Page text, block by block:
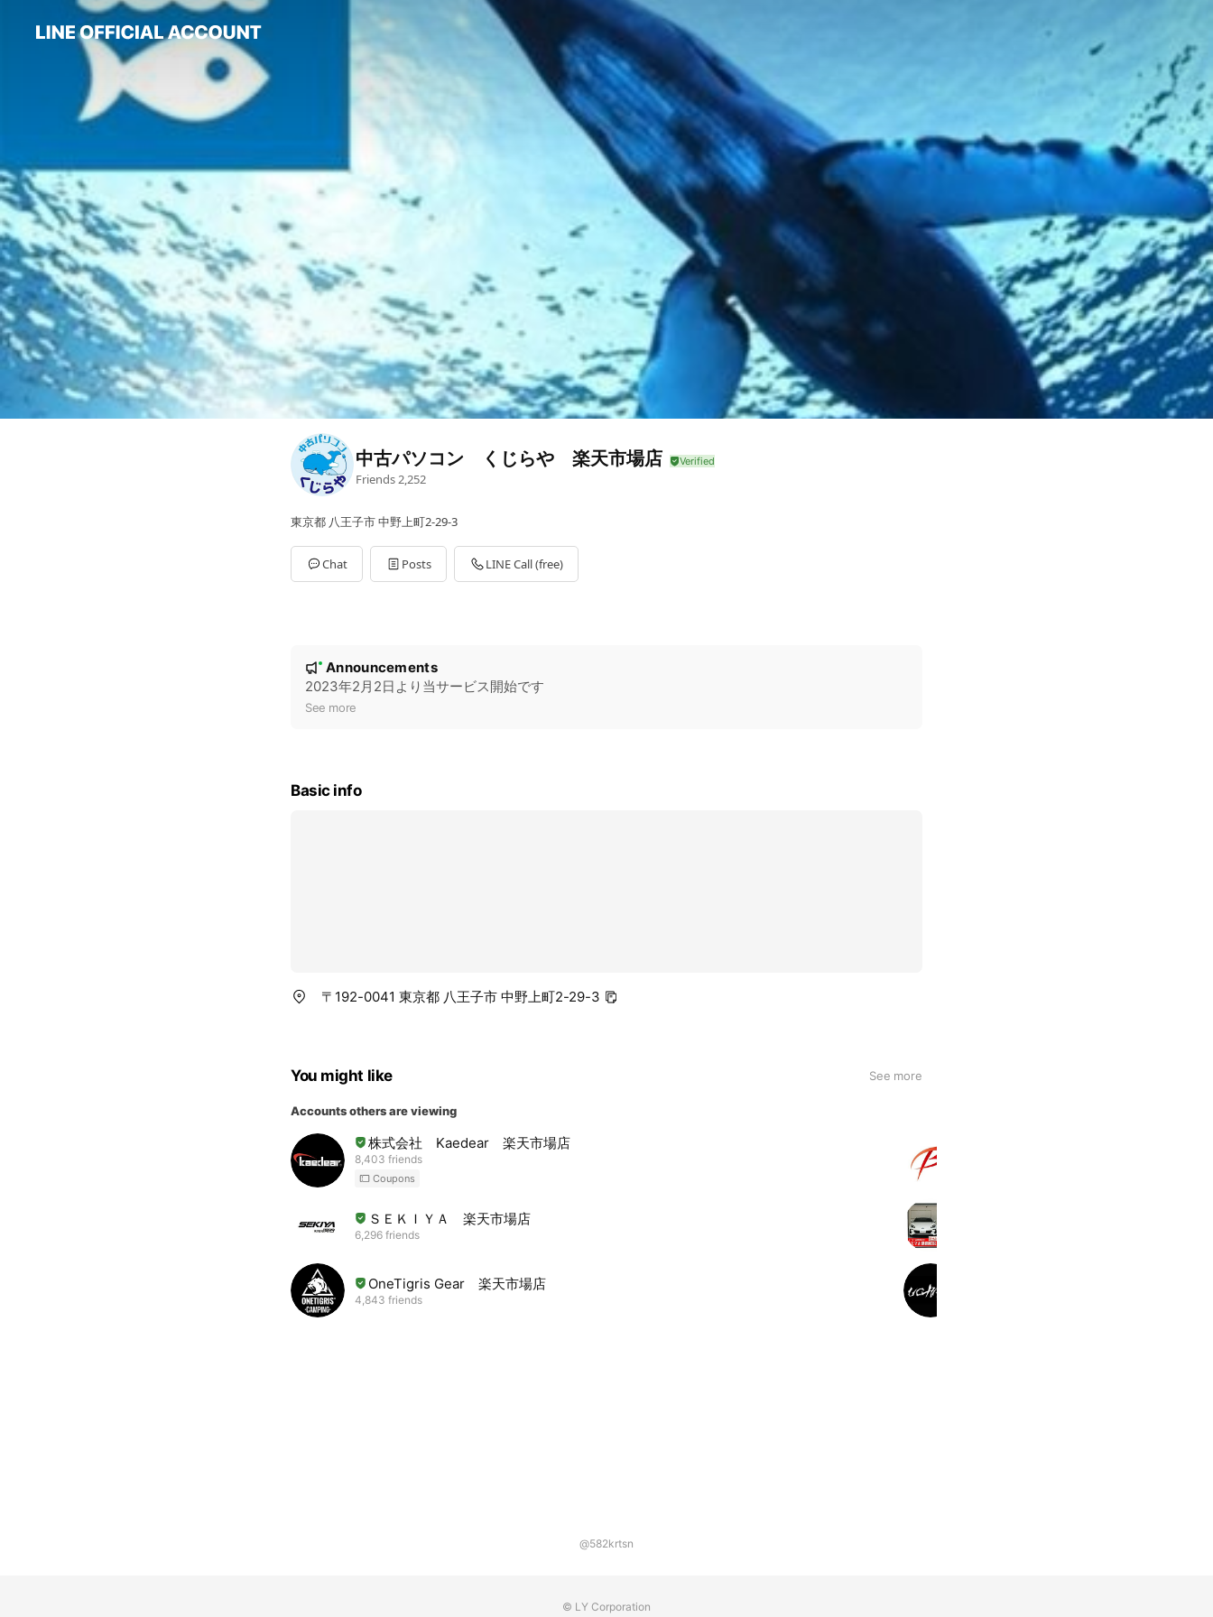
中古パソコン くじらや 楽天市場店
Friends 2,252
東京都 八王子市 中野上町2-29-3
Chat Posts LINE Call (free)
e
New
Announcements
2023年2月2日より当サービス開始です
See more
Basic info
〒192-0041 東京都 八王子市 中野上町2-29-3
You might like See more
Accounts others are viewing
株式会社 Kaedear 楽天市場店
8,403 friends
Coupons
ＳＥＫＩＹＡ 楽天市場店
6,296 friends
OneTigris Gear 楽天市場店
4,843 friends
@582krtsn
© LY Corporation